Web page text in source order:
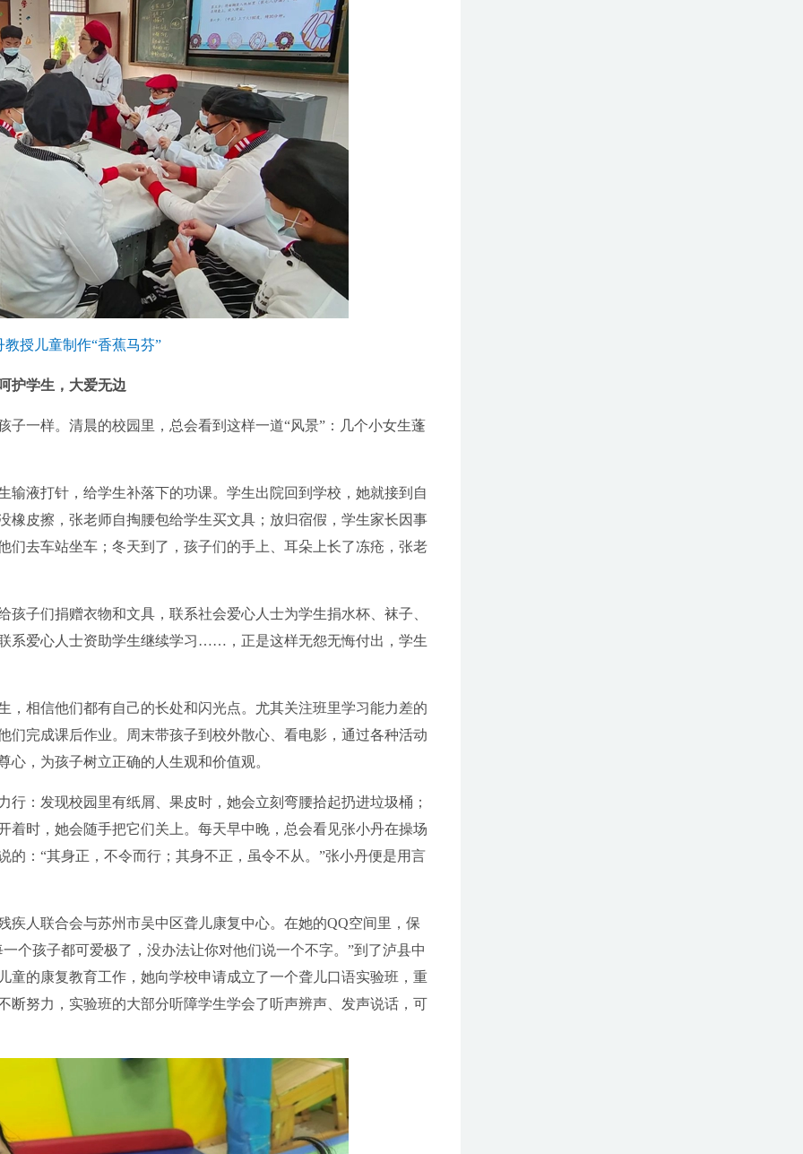
教授儿童制作“香蕉马芬”
护学生，大爱无边
样。清晨的校园里，总会看到这样一道“风景”：几个小女生蓬
打针，给学生补落下的功课。学生出院回到学校，她就接到自
橡皮擦，张老师自掏腰包给学生买文具；放归宿假，学生家长因事
们去车站坐车；冬天到了，孩子们的手上、耳朵上长了冻疮，张老
们捐赠衣物和文具，联系社会爱心人士为学生捐水杯、袜子、
系爱心人士资助学生继续学习……，正是这样无怨无悔付出，学生
信他们都有自己的长处和闪光点。尤其关注班里学习能力差的
们完成课后作业。周末带孩子到校外散心、看电影，通过各种活动
，为孩子树立正确的人生观和价值观。
发现校园里有纸屑、果皮时，她会立刻弯腰拾起扔进垃圾桶；
着时，她会随手把它们关上。每天早中晚，总会看见张小丹在操场
的：“其身正，不令而行；其身不正，虽令不从。”张小丹便是用言
联合会与苏州市吴中区聋儿康复中心。在她的QQ空间里，保
个孩子都可爱极了，没办法让你对他们说一个不字。”到了泸县中
童的康复教育工作，她向学校申请成立了一个聋儿口语实验班，重
断努力，实验班的大部分听障学生学会了听声辨声、发声说话，可